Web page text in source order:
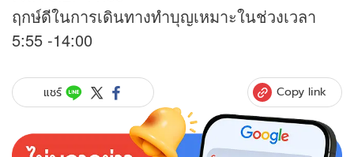
ฤกษ์ดีในการเดินทางทำบุญเหมาะในช่วงเวลา
5:55 -14:00
แชร์ Copy link